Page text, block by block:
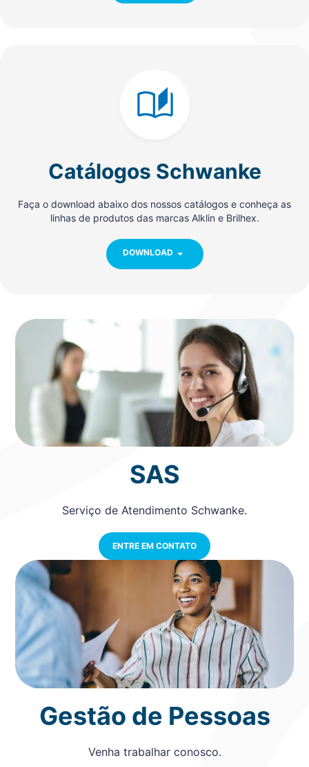
Catálogos Schwanke
Faça o download abaixo dos nossos catálogos e conheça as
linhas de produtos das marcas Alklin e Brilhex.
DOWNLOAD
SAS
Serviço de Atendimento Schwanke.
ENTRE EM CONTATO
Gestão de Pessoas
Venha trabalhar conosco.